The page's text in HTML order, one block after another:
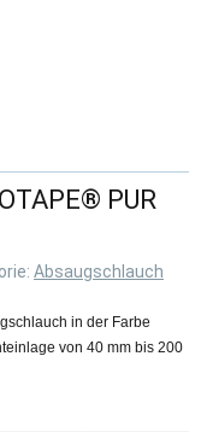
PUR
Absaugschlauch
in der Farbe
von 40 mm bis 200